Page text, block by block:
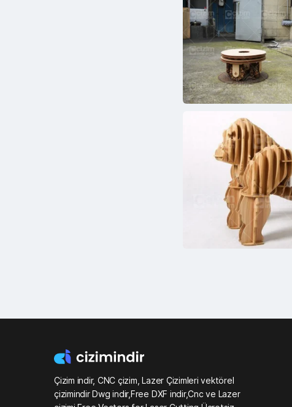
Çizim indir, CNC çizim, Lazer Çizimleri vektörel
çizimindir Dwg indir,Free DXF indir,Cnc ve Lazer